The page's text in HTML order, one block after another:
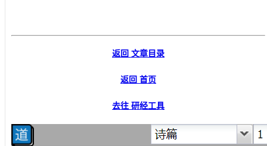
返回 文章目录
返回 首页
去往 研经工具